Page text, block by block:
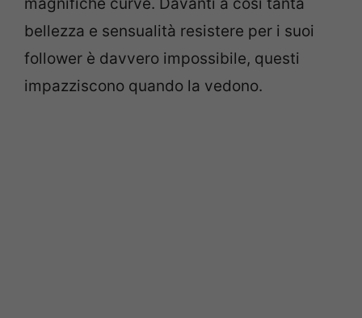
magnifiche curve. Davanti a così tanta
bellezza e sensualità resistere per i suoi
follower è davvero impossibile, questi
impazziscono quando la vedono.